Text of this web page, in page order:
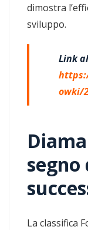
dimostra
sviluppo.
Link
owki/
La classifica